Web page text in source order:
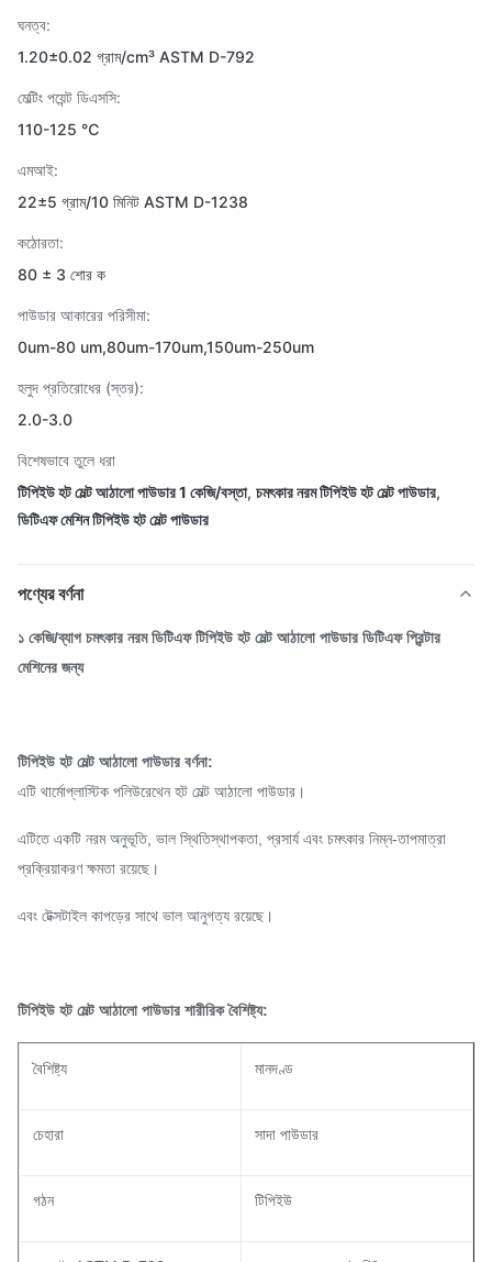
ঘনত্ব:
1.20±0.02 গ্রাম/cm³ ASTM D-792
মেল্টিং পয়েন্ট ডিএসসি:
110-125 ℃
এমআই:
22±5 গ্রাম/10 মিনিট ASTM D-1238
কঠোরতা:
80 ± 3 শোর ক
পাউডার আকারের পরিসীমা:
0um-80 um,80um-170um,150um-250um
হলুদ প্রতিরোধের (স্তর):
2.0-3.0
বিশেষভাবে তুলে ধরা
টিপিইউ হট মেল্ট আঠালো পাউডার 1 কেজি/বস্তা, চমৎকার নরম টিপিইউ হট মেল্ট পাউডার,
ডিটিএফ মেশিন টিপিইউ হট মেল্ট পাউডার
পণ্যের বর্ণনা
১ কেজি/ব্যাগ চমৎকার নরম ডিটিএফ টিপিইউ হট মেল্ট আঠালো পাউডার ডিটিএফ প্রিন্টার
মেশিনের জন্য
টিপিইউ হট মেল্ট আঠালো পাউডার বর্ণনা:
এটি থার্মোপ্লাস্টিক পলিউরেথেন হট মেল্ট আঠালো পাউডার।
এটিতে একটি নরম অনুভূতি, ভাল স্থিতিস্থাপকতা, প্রসার্য এবং চমৎকার নিম্ন-তাপমাত্রা
প্রক্রিয়াকরণ ক্ষমতা রয়েছে।
এবং টেক্সটাইল কাপড়ের সাথে ভাল আনুগত্য রয়েছে।
টিপিইউ হট মেল্ট আঠালো পাউডার শারীরিক বৈশিষ্ট্য:
বৈশিষ্ট্য মানদণ্ড
চেহারা সাদা পাউডার
গঠন টিপিইউ